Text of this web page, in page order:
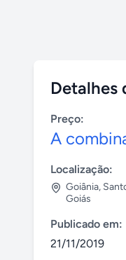
Detalhes
Preço:
A
Localização:
Goiânia,
Goiás
Publicado em:
21/11/2019